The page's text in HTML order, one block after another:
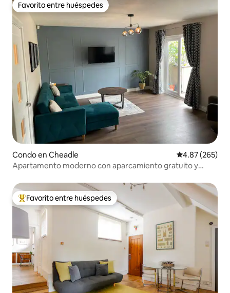
Favorito entre huéspedes
Favorito entre huéspedes
Condo en Cheadle Calificación
4.87 (265)
Apartamento moderno con aparcamiento gratuito y
Favorito entre huéspedes preferido
Favorito entre huéspedes